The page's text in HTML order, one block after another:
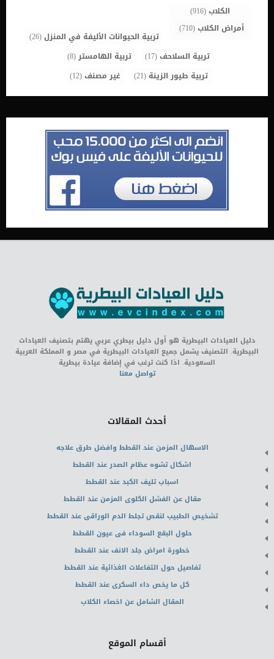
الكلاب(916)
أمراض الكلاب(710)
تربية الحيوانات الأليفة في المنزل(26)
تربية السلاحف(17) تربية الهامستر(8)
تربية طيور الزينة (21) غير مصنف(12)
دليل العيادات البيطرية هو أول دليل بيطري عربي يهتم بتصنيف العيادات
البيطرية. التصنيف يشمل جميع العيادات البيطرية في مصر و المملكة العربية
السعودية. اذا كنت ترغب في إضافة عيادة بيطرية
تواصل معنا
أحدث المقالات
الاسهال المزمن عند القطط وافضل طرق علاجه
اشكال تشوه عظام الصدر عند القطط
اسباب تليف الكبد عند القطط
مقال عن الفشل الكلوى المزمن عند القطط
تشخيص الطبيب لنقص تجلط الدم الوراقى عند القطط
حلول البقع السوداء فى عيون القطط
خطورة امراض جلد الانف عند القطط
تفاصيل حول التفاعلات الغذائية عند القطط
كل ما يخص داء السكرى عند القطط
المقال الشامل عن اخصاء الكلاب
أقسام الموقع